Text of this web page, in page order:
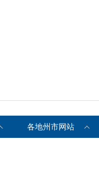
各地州市网站